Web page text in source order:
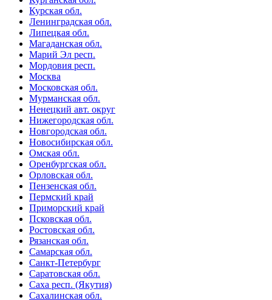
Курская обл.
Ленинградская обл.
Липецкая обл.
Магаданская обл.
Марий Эл респ.
Мордовия респ.
Москва
Московская обл.
Мурманская обл.
Ненецкий авт. округ
Нижегородская обл.
Новгородская обл.
Новосибирская обл.
Омская обл.
Оренбургская обл.
Орловская обл.
Пензенская обл.
Пермский край
Приморский край
Псковская обл.
Ростовская обл.
Рязанская обл.
Самарская обл.
Санкт-Петербург
Саратовская обл.
Саха респ. (Якутия)
Сахалинская обл.